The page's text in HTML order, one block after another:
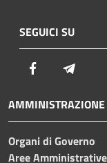
SEGUICI SU
Facebook
AMMINISTRAZIONE
Organi di Governo
Aree Amministrative